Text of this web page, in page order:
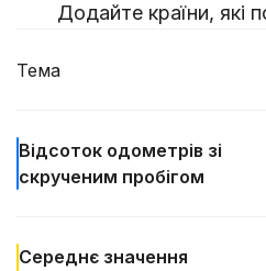
Додайте країни, які
Тема
Відсоток одометрів зі
скрученим пробігом
Середнє значення